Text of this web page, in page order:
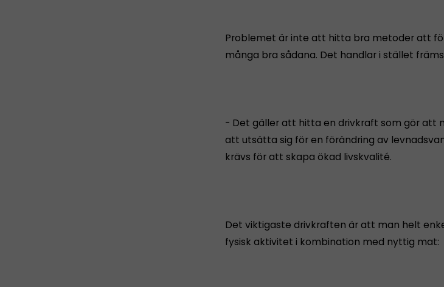
Problemet är inte att hitta bra metoder att
många bra sådana. Det handlar i stället
- Det gäller att hitta en drivkraft som gör att
att utsätta sig för en förändring av
krävs för att skapa ökad livskvalité.
Det viktigaste drivkraften är att man helt
fysisk aktivitet i kombination med nyttig mat: